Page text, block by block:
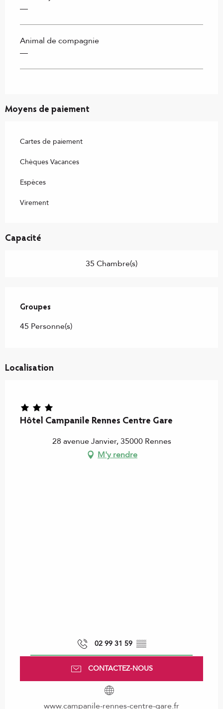
—
Animal de compagnie
—
Moyens de paiement
Cartes de paiement
Chèques Vacances
Espèces
Virement
Capacité
35 Chambre(s)
Groupes
Groupes
45 Personne(s)
Localisation
Hôtel Campanile Rennes Centre Gare
28 avenue Janvier, 35000 Rennes
M'y rendre
02 99 31 59 ▒▒
CONTACTEZ-NOUS
www.campanile-rennes-centre-gare.fr